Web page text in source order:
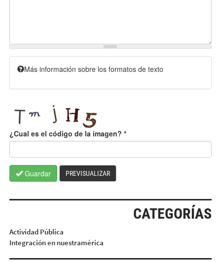
Más información sobre los formatos de texto
¿Cual es el código de la imagen? *
Guardar PREVISUALIZAR
CATEGORÍAS
Actividad Pública
Integración en nuestramérica